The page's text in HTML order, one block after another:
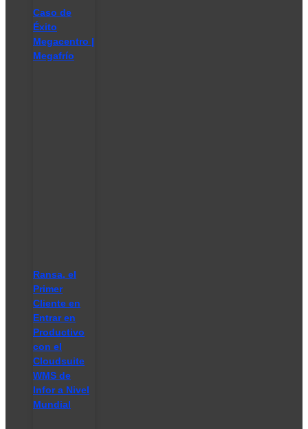
Caso de
Éxito
Megacentro |
Megafrío
Ransa, el
Primer
Cliente en
Entrar en
Productivo
con el
Cloudsuite
WMS de
Infor a Nivel
Mundial